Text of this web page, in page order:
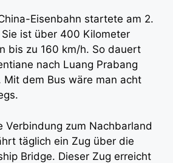
Eisenbahn startete am 2.
Sie ist über 400 Kilometer
bis zu 160 km/h. So dauert
nach Luang Prabang
Mit dem Bus wäre man acht
Verbindung zum Nachbarland
täglich ein Zug über die
Bridge. Dieser Zug erreicht